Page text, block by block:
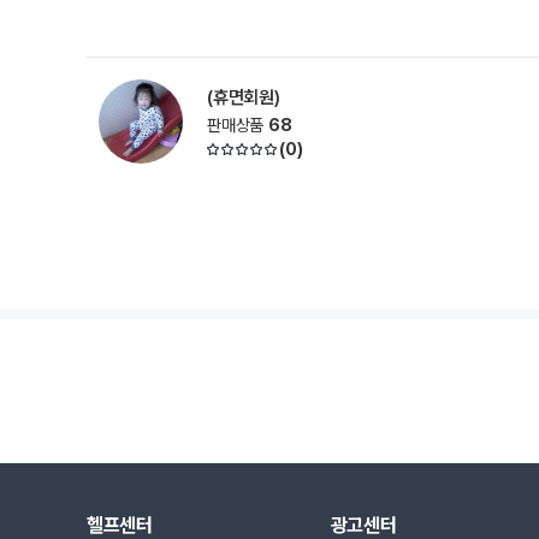
(휴면회원)
판매상품 68
(0)
헬프센터 광고센터